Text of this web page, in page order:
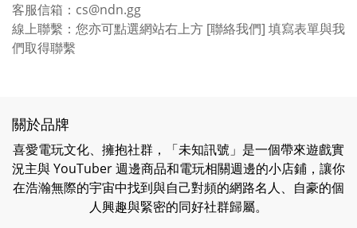
客服信箱：cs@ndn.gg
線上聯繫：您亦可點選網站右上方 [聯絡我們] 填寫表單與我
們取得聯繫
關於品牌
喜愛電玩文化、擁抱社群，「未知訊號」是一個帶來遊戲實
況主與 YouTuber 週邊商品和電玩相關週邊的小店鋪，讓你
在浩瀚無際的宇宙中找到與自己對頻的網路名人、自豪的個
人興趣與緊密的同好社群歸屬。